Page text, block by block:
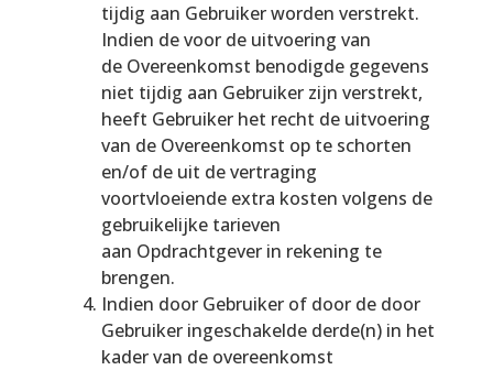
tijdig aan Gebruiker worden verstrekt.
Indien de voor de uitvoering van
de Overeenkomst benodigde gegevens
niet tijdig aan Gebruiker zijn verstrekt,
heeft Gebruiker het recht de uitvoering
van de Overeenkomst op te schorten
en/of de uit de vertraging
voortvloeiende extra kosten volgens de
gebruikelijke tarieven
aan Opdrachtgever in rekening te
brengen.
Indien door Gebruiker of door de door
Gebruiker ingeschakelde derde(n) in het
kader van de overeenkomst